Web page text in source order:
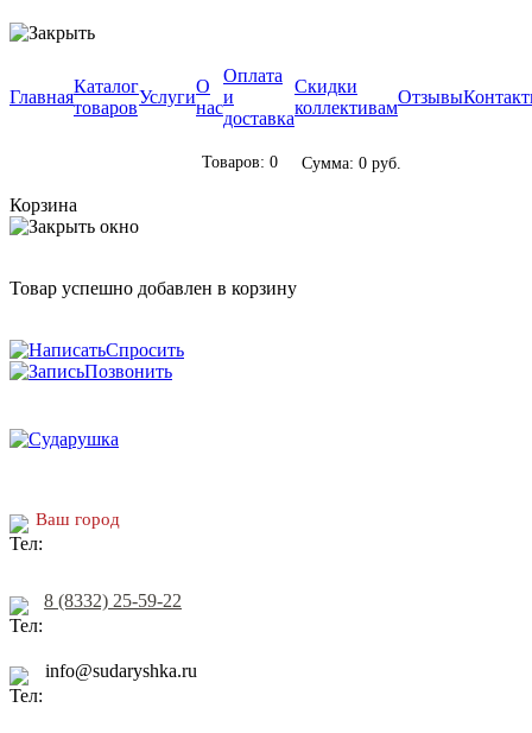
Главная
Каталог
товаров
Услуги
О
нас
Оплата
и
доставка
Скидки
коллективам
Отзывы
Товаров: 0 Сумма: 0 руб.
Корзина
Товар успешно добавлен в корзину
Спросить
Позвонить
Ваш город
8 (8332) 25-59-22
info@sudaryshka.ru